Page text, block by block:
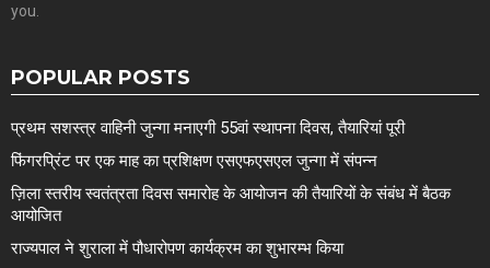
you.
POPULAR POSTS
प्रथम सशस्त्र वाहिनी जुन्गा मनाएगी 55वां स्थापना दिवस, तैयारियां पूरी
फिंगरप्रिंट पर एक माह का प्रशिक्षण एसएफएसएल जुन्गा में संपन्न
ज़िला स्तरीय स्वतंत्रता दिवस समारोह के आयोजन की तैयारियों के संबंध में बैठक
आयोजित
राज्यपाल ने शुराला में पौधारोपण कार्यक्रम का शुभारम्भ किया